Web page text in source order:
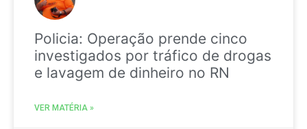
Policia: Operação prende cinco
investigados por tráfico de drogas
e lavagem de dinheiro no RN
VER MATÉRIA »